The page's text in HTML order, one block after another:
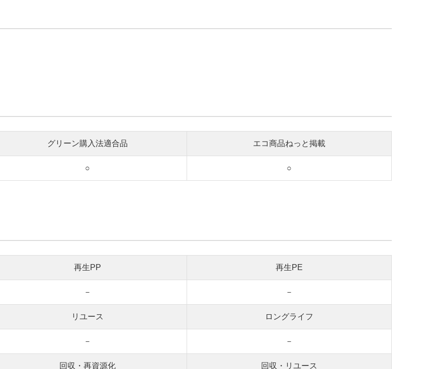
グリーン購入法適合品 エコ商品ねっと掲載
○ ○
再生PP 再生PE
－ －
リユース ロングライフ
－ －
回収・再資源化 回収・リユース